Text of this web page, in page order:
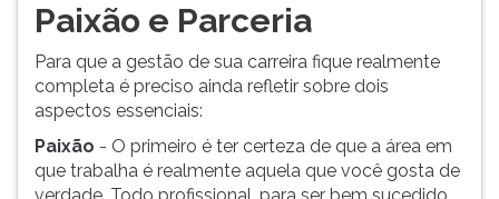
Paixão e Parceria
Para que a gestão de sua carreira fique realmente
completa é preciso ainda refletir sobre dois
aspectos essenciais:
Paixão - O primeiro é ter certeza de que a área em
que trabalha é realmente aquela que você gosta de